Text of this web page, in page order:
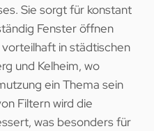
Sie sorgt für konstant
Fenster öffnen
in städtischen
und Kelheim, wo
ein Thema sein
Filtern wird die
was besonders für